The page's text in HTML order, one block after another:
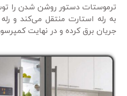
ترموستات دستور روشن شدن را
به رله استارت منتقل می‌کند و
جریان برق کرده و در نهایت